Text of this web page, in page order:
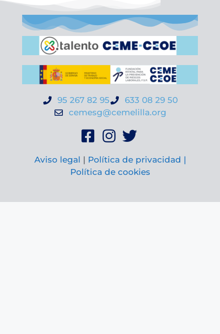
95 267 82 95
633 08 29 50
cemesg@cemelilla.org
Aviso legal | Política de privacidad |
Política de cookies